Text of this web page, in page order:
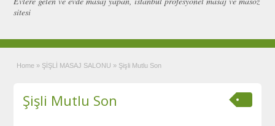
sitesi
Home » ŞİŞLİ MASAJ SALONU » Şişli Mutlu Son
Şişli Mutlu Son